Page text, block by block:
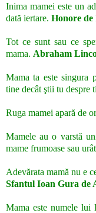
Inima mamei este un
dată iertare. Honore de
Tot ce sunt sau ce
mama. Abraham
Mama ta este singura
tine decât ştii tu despre
Ruga mamei apară de
Mamele au o varstă
mame frumoase sau
Adevărata mamă nu e
Sfantul Ioan Gura de
Mama este numele